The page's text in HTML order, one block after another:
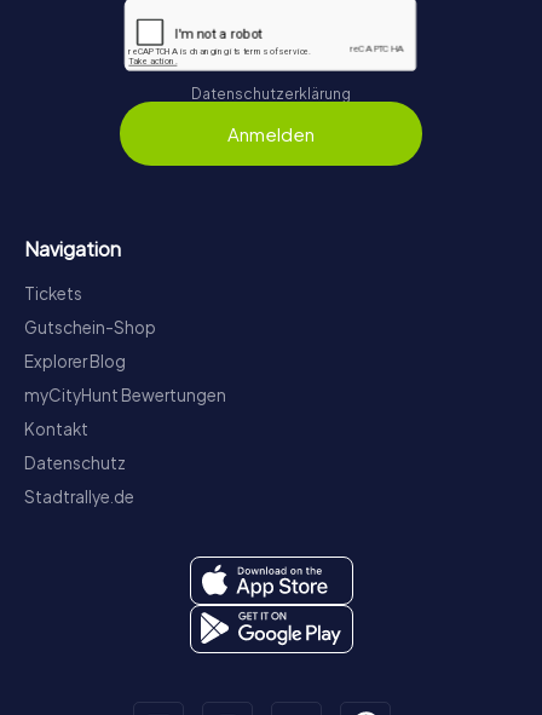
Datenschutzerklärung
Anmelden
Navigation
Tickets
Gutschein-Shop
Explorer Blog
myCityHunt Bewertungen
Kontakt
Datenschutz
Stadtrallye.de